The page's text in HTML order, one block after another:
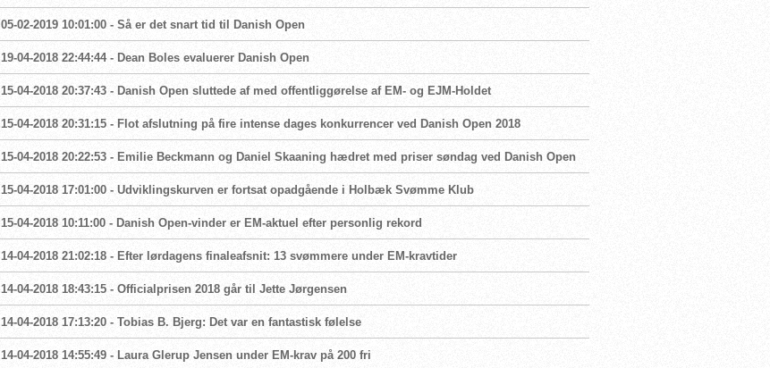
05-02-2019 10:01:00 - Så er det snart tid til Danish Open
19-04-2018 22:44:44 - Dean Boles evaluerer Danish Open
15-04-2018 20:37:43 - Danish Open sluttede af med offentliggørelse af EM- og EJM-Holdet
15-04-2018 20:31:15 - Flot afslutning på fire intense dages konkurrencer ved Danish Open 2018
15-04-2018 20:22:53 - Emilie Beckmann og Daniel Skaaning hædret med priser søndag ved Danish Open
15-04-2018 17:01:00 - Udviklingskurven er fortsat opadgående i Holbæk Svømme Klub
15-04-2018 10:11:00 - Danish Open-vinder er EM-aktuel efter personlig rekord
14-04-2018 21:02:18 - Efter lørdagens finaleafsnit: 13 svømmere under EM-kravtider
14-04-2018 18:43:15 - Officialprisen 2018 går til Jette Jørgensen
14-04-2018 17:13:20 - Tobias B. Bjerg: Det var en fantastisk følelse
14-04-2018 14:55:49 - Laura Glerup Jensen under EM-krav på 200 fri